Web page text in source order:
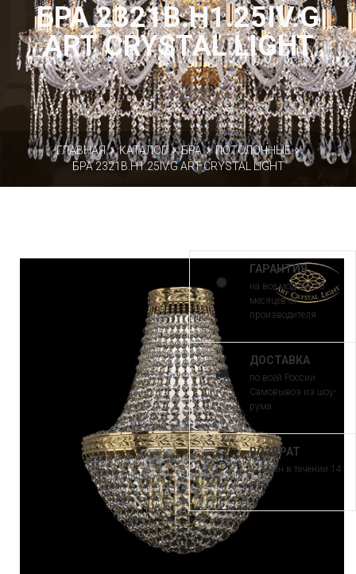
БРА 2321B.H1.25IV.G
ART CRYSTAL LIGHT
ГЛАВНАЯ КАТАЛОГ БРА
ПОТОЛОЧНЫЕ
БРА 2321B.H1.25IV.G ART CRYSTAL LIGHT
ГАРАНТИЯ
на все модели 30
месяцев от
производителя
ДОСТАВКА
по всей России.
Самовывоз из шоу-
рума
ВОЗВРАТ
и обмен в течении 14
дней